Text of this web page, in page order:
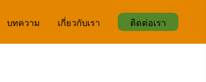
บทความ เกี่ยวกับเรา ติดต่อเรา